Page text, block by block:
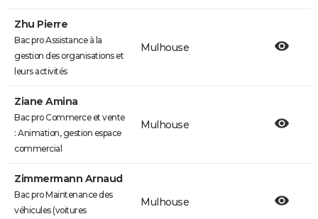
Zhu Pierre
Bac pro Assistance à la
gestion des organisations et
leurs activités
Mulhouse
Ziane Amina
Bac pro Commerce et vente
: Animation, gestion espace
commercial
Mulhouse
Zimmermann Arnaud
Bac pro Maintenance des
véhicules (voitures
Mulhouse